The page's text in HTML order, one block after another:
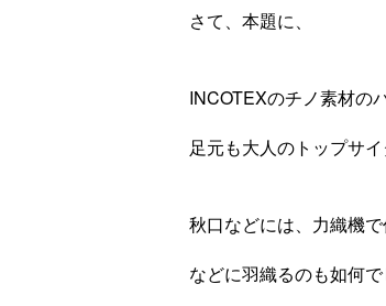
さて、本題に、
INCOTEXのチノ素材の
足元も大人のトップサ
秋口などには、力織機
などに羽織るのも如何で